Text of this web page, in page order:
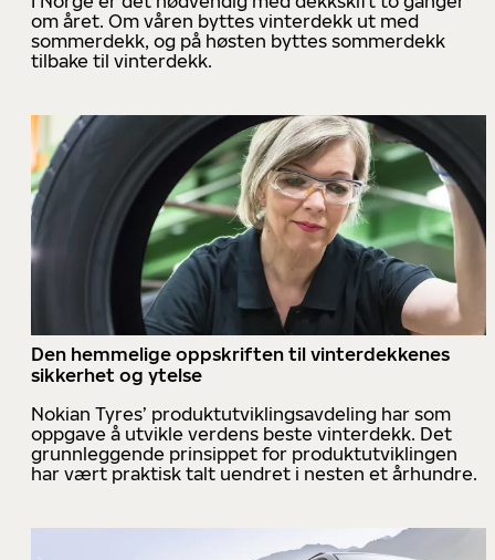
om året. Om våren byttes vinterdekk ut med
sommerdekk, og på høsten byttes sommerdekk
tilbake til vinterdekk.
Den hemmelige oppskriften til vinterdekkenes
sikkerhet og ytelse
Nokian Tyres’ produktutviklingsavdeling har som
oppgave å utvikle verdens beste vinterdekk. Det
grunnleggende prinsippet for produktutviklingen
har vært praktisk talt uendret i nesten et århundre.